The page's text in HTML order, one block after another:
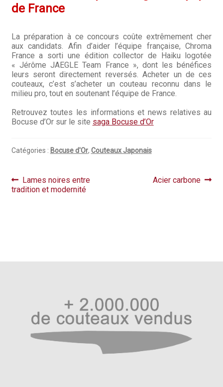
de France
La préparation à ce concours coûte extrêmement cher
aux candidats. Afin d’aider l’équipe française, Chroma
France a sorti une édition collector de Haiku logotée
« Jérôme JAEGLE Team France », dont les bénéfices
leurs seront directement reversés. Acheter un de ces
couteaux, c’est s’acheter un couteau reconnu dans le
milieu pro, tout en soutenant l’équipe de France.
Retrouvez toutes les informations et news relatives au
Bocuse d’Or sur le site saga Bocuse d’Or
Catégories : Bocuse d'Or, Couteaux Japonais
Navigation
de
Article
précédent :
Lames noires entre
tradition et modernité
Article
Acier carbone